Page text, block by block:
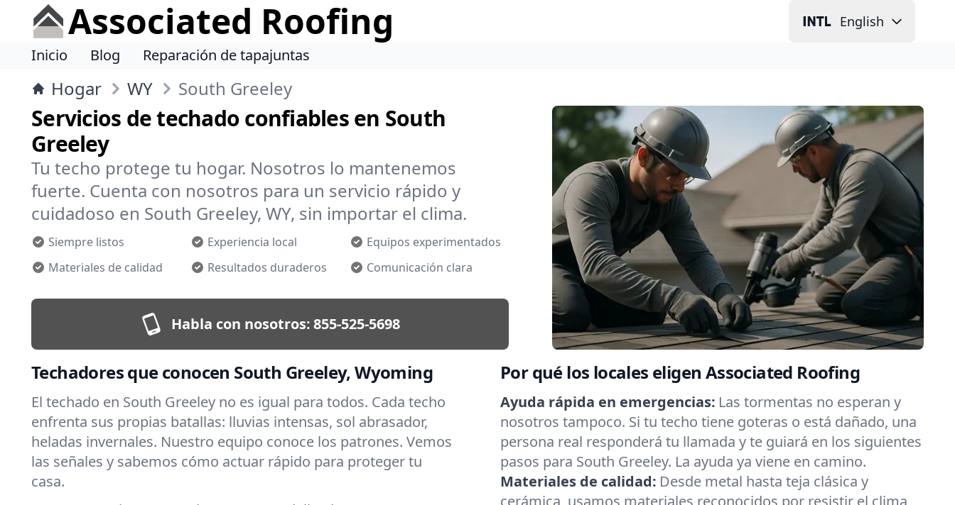
Associated Roofing English
Inicio Blog Reparación de tapajuntas
Hogar WY South Greeley
Servicios de techado confiables en South
Greeley
Tu techo protege tu hogar. Nosotros lo mantenemos
fuerte. Cuenta con nosotros para un servicio rápido y
cuidadoso en South Greeley, WY, sin importar el clima.
Siempre listos Experiencia local
Equipos experimentados
Materiales de calidad
Resultados duraderos Comunicación clara
Habla con nosotros:855-525-5698
Techadores que conocen South Greeley, Wyoming
El techado en South Greeley no es igual para todos. Cada techo
enfrenta sus propias batallas: lluvias intensas, sol abrasador,
heladas invernales. Nuestro equipo conoce los patrones. Vemos
las señales y sabemos cómo actuar rápido para proteger tu
casa.
Por qué los locales eligen Associated Roofing
Ayuda rápida en emergencias: Las tormentas no esperan y
nosotros tampoco. Si tu techo tiene goteras o está dañado, una
persona real responderá tu llamada y te guiará en los siguientes
pasos para South Greeley. La ayuda ya viene en camino.
Materiales de calidad: Desde metal hasta teja clásica y
cerámica, usamos materiales reconocidos por resistir el clima